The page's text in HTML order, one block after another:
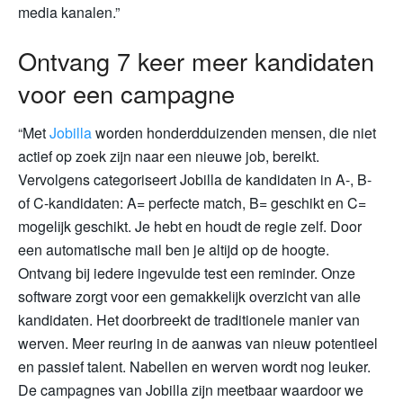
media kanalen.”
Ontvang 7 keer meer kandidaten
voor een campagne
“MetJobillaworden honderdduizenden mensen, die niet
actief op zoek zijn naar een nieuwe job, bereikt.
Vervolgens categoriseert Jobilla de kandidaten in A-, B-
of C-kandidaten: A= perfecte match, B= geschikt en C=
mogelijk geschikt. Je hebt en houdt de regie zelf. Door
een automatische mail ben je altijd op de hoogte.
Ontvang bij iedere ingevulde test een reminder. Onze
software zorgt voor een gemakkelijk overzicht van alle
kandidaten. Het doorbreekt de traditionele manier van
werven. Meer reuring in de aanwas van nieuw potentieel
en passief talent. Nabellen en werven wordt nog leuker.
De campagnes van Jobilla zijn meetbaar waardoor we